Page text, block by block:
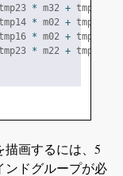
* m32 + tmp15
* m02 + tmp19
* m02 + tmp21
* m22 + tmp17
描画するには、5
ンドグループが必